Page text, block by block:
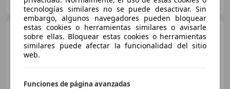
CUPRA Formentor1.5 TSI
110kW (150 CV) DSG
€ 19.890
tecnologías similares no se puede desactivar. Sin
embargo, algunos navegadores pueden bloquear
estas cookies o herramientas similares o avisarle
sobre ellas. Bloquear estas cookies o herramientas
similares puede afectar la funcionalidad del sitio
web.
Funciones de página avanzadas